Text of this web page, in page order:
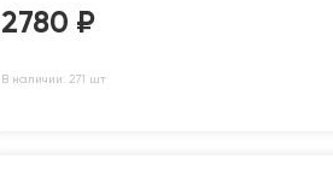
2780 ₽
В наличии: 271 шт